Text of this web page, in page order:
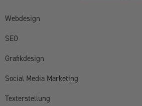
Webdesign
SEO
Grafikdesign
Social Media Marketing
Texterstellung